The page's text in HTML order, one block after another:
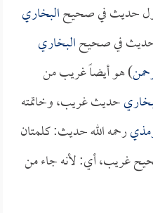
حديث في صحيحالبخاري
حديث في صحيحالبخاري
) هو أيضاً غريب من
حديث غريب، وخاتمته
رحمه الله حديث: كلمتان
غريب، أي: لأنه جاء من